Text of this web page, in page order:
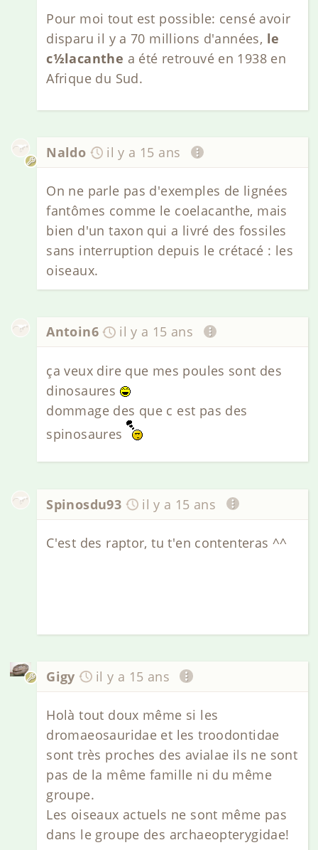
Pour moi tout est possible: censé avoir
disparu il y a 70 millions d'années, le
c½lacanthe a été retrouvé en 1938 en
Afrique du Sud.
Naldo il y a 15 ans
On ne parle pas d'exemples de lignées
fantômes comme le coelacanthe, mais
bien d'un taxon qui a livré des fossiles
sans interruption depuis le crétacé : les
oiseaux.
Antoin6 il y a 15 ans
ça veux dire que mes poules sont des
dinosaures
dommage des que c est pas des
spinosaures
Spinosdu93 il y a 15 ans
C'est des raptor, tu t'en contenteras ^^
Gigy il y a 15 ans
Holà tout doux même si les
dromaeosauridae et les troodontidae
sont très proches des avialae ils ne sont
pas de la même famille ni du même
groupe.
Les oiseaux actuels ne sont même pas
dans le groupe des archaeopterygidae!